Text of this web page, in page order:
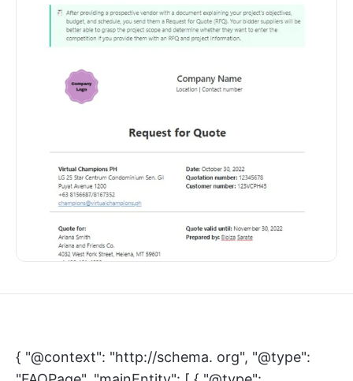
{ "@context": "http://schema. org", "@type":